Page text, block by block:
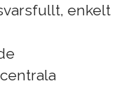
enkelt